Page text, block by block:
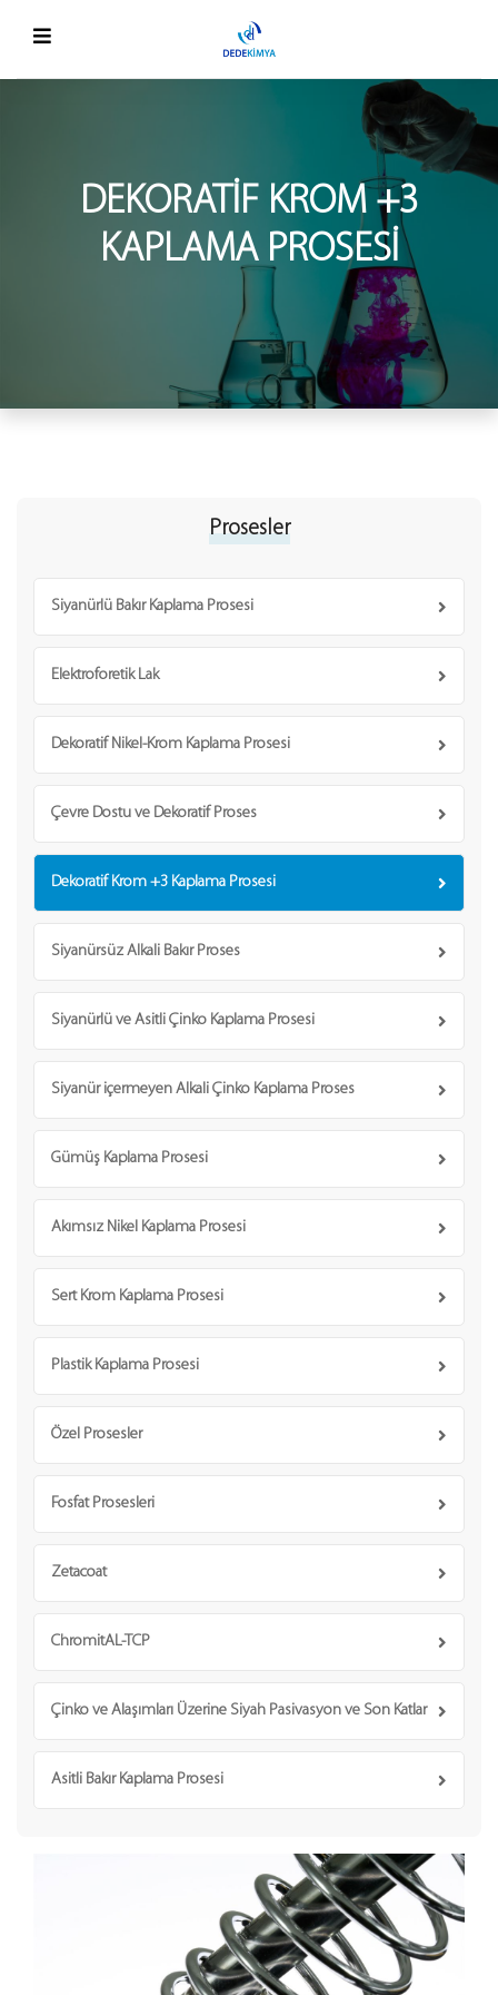
DEKORATIF KROM +3
KAPLAMA PROSESI
Prosesler
Siyanürlü Bakır Kaplama Prosesi
Elektroforetik Lak
Dekoratif Nikel-Krom Kaplama Prosesi
Çevre Dostu ve Dekoratif Proses
Dekoratif Krom +3 Kaplama Prosesi
Siyanürsüz Alkali Bakır Proses
Siyanürlü ve Asitli Çinko Kaplama Prosesi
Siyanür içermeyen Alkali Çinko Kaplama Proses
Gümüş Kaplama Prosesi
Akımsız Nikel Kaplama Prosesi
Sert Krom Kaplama Prosesi
Plastik Kaplama Prosesi
Özel Prosesler
Fosfat Prosesleri
Zetacoat
ChromitAL-TCP
Çinko ve Alaşımları Üzerine Siyah Pasivasyon ve Son Katlar
Asitli Bakır Kaplama Prosesi